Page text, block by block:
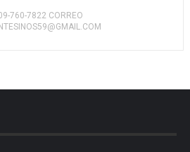
760-7822 CORREO